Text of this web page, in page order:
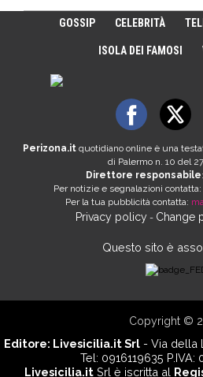
GOSSIP CELEBRITÀ
ISOLA DEI FAMOSI
Perizona.it quotidiano online è una
di Palermo n. 10 del
Direttore responsabile
Per notizie e segnalazioni contatta:
Per la tua pubblicità contatta:
Privacy policy- Change
Questo sito è
Copyright ©
Editore: Livesicilia.it Srl - Via della
Tel: 0916119635
Livesicilia.it Srl è iscritta al